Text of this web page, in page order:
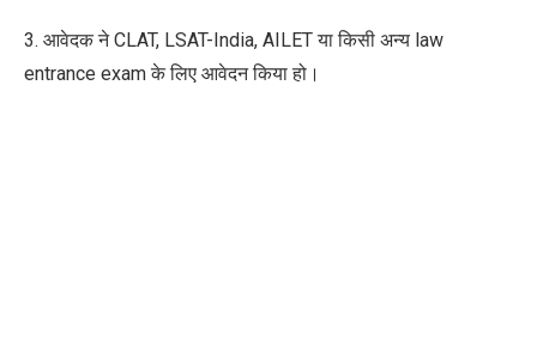
3. आवेदक ने CLAT, LSAT-India, AILET या किसी अन्य law
entrance exam के लिए आवेदन किया हो।